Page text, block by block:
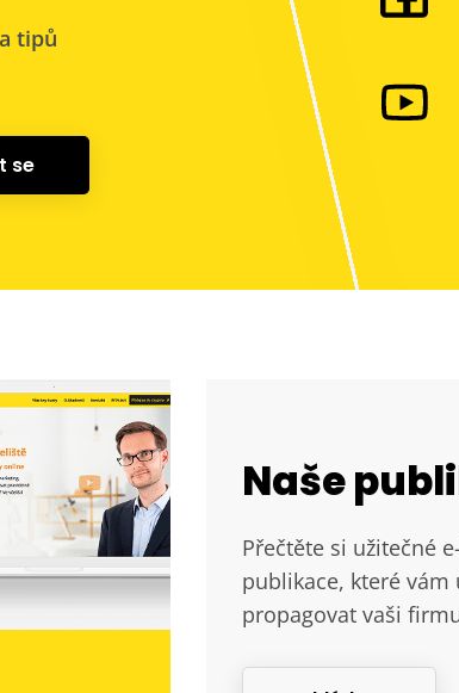
tipů
se
Naše
Přečtěte si užitečné
publikace, které vám
propagovat vaši